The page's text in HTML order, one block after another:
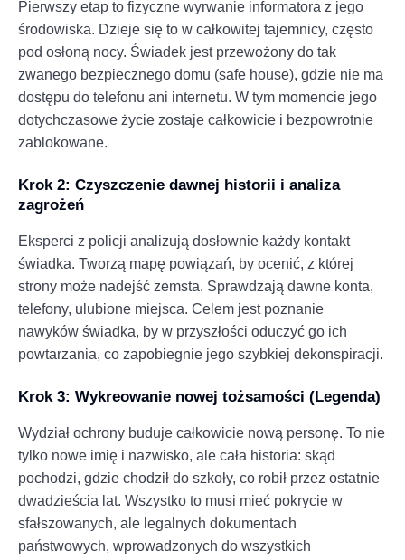
Pierwszy etap to fizyczne wyrwanie informatora z jego
środowiska. Dzieje się to w całkowitej tajemnicy, często
pod osłoną nocy. Świadek jest przewożony do tak
zwanego bezpiecznego domu (safe house), gdzie nie ma
dostępu do telefonu ani internetu. W tym momencie jego
dotychczasowe życie zostaje całkowicie i bezpowrotnie
zablokowane.
Krok 2: Czyszczenie dawnej historii i analiza
zagrożeń
Eksperci z policji analizują dosłownie każdy kontakt
świadka. Tworzą mapę powiązań, by ocenić, z której
strony może nadejść zemsta. Sprawdzają dawne konta,
telefony, ulubione miejsca. Celem jest poznanie
nawyków świadka, by w przyszłości oduczyć go ich
powtarzania, co zapobiegnie jego szybkiej dekonspiracji.
Krok 3: Wykreowanie nowej tożsamości (Legenda)
Wydział ochrony buduje całkowicie nową personę. To nie
tylko nowe imię i nazwisko, ale cała historia: skąd
pochodzi, gdzie chodził do szkoły, co robił przez ostatnie
dwadzieścia lat. Wszystko to musi mieć pokrycie w
sfałszowanych, ale legalnych dokumentach
państwowych, wprowadzonych do wszystkich